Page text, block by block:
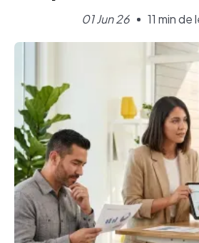
01 Jun 26 11 min de